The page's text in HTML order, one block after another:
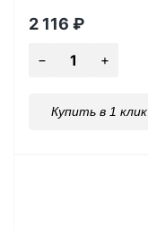
2 116 ₽
Купить в 1 клик